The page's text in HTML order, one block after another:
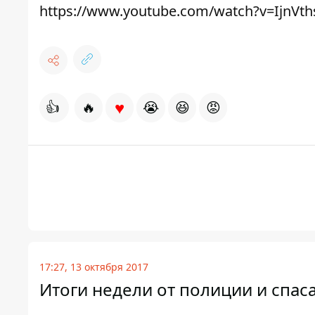
https://www.youtube.com/
👍 🔥 ♥ 😭 😆 😡
17:27, 13 октября 2017
Итоги недели от полиции и